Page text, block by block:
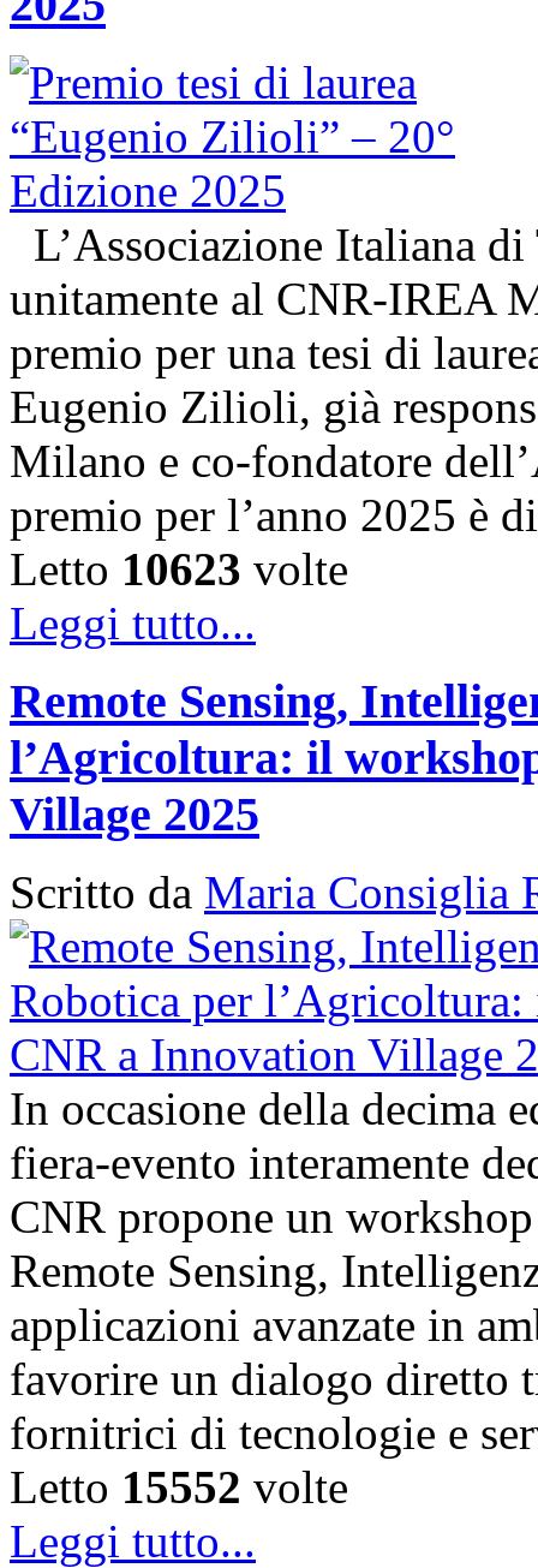
L’Associazione Italiana
unitamente al CNR-IREA
premio per una tesi di
Eugenio Zilioli, già
Milano e co-fondatore
premio per l’anno 2025 è
Letto 10623 volte
Leggi tutto...
Remote Sensing,
l’Agricoltura: il
Village 2025
Scritto da Maria Consiglia
In occasione della decima
fiera-evento interamente
CNR propone un
Remote Sensing,
applicazioni avanzate in
favorire un dialogo diretto
fornitrici di tecnologie e
Letto 15552 volte
Leggi tutto...